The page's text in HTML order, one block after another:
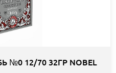
12/70 32ГР NOBEL